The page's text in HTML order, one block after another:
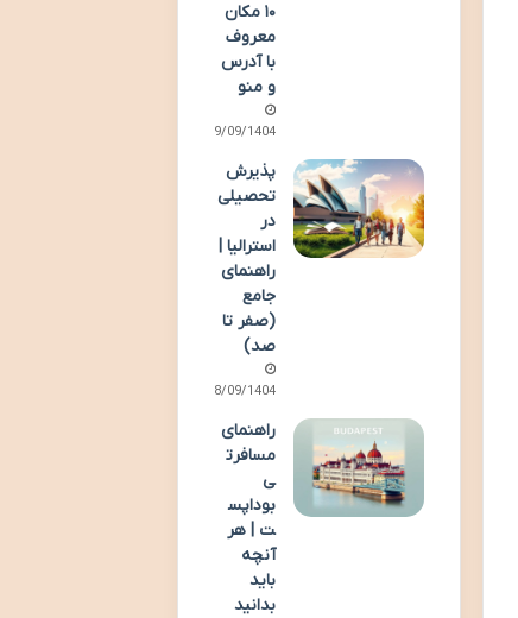
۱۰ مکان
معروف
با آدرس
و منو
29/09/1404
پذیرش
تحصیلی
در
استرالیا |
راهنمای
جامع
(صفر تا
صد)
28/09/1404
راهنمای
مسافرت
ی
بوداپس
ت | هر
آنچه
باید
بدانید